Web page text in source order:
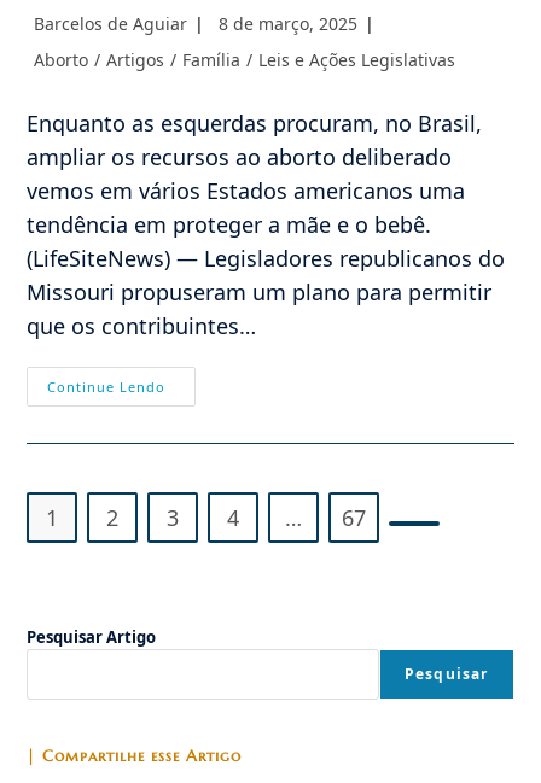
Autor
post:
Barcelos de Aguiar
Post
8 de março, 2025
Categoria
Aborto / Artigos / Família / Leis e Ações Legislativas
Enquanto as esquerdas procuram, no Brasil,
ampliar os recursos ao aborto deliberado
vemos em vários Estados americanos uma
tendência em proteger a mãe e o bebê.
(LifeSiteNews) — Legisladores republicanos do
Missouri propuseram um plano para permitir
que os contribuintes…
Continue Lendo
Favorece
1 2 3 4 … 67
Pesquisar Artigo
Pesquisar
| Compartilhe esse Artigo